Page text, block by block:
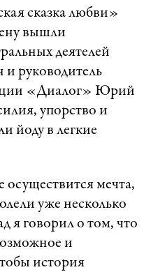
сказка любви»
вышли
деятелей
руководитель
«Диалог» Юрий
упорство и
йоду в легкие
осуществится мечта,
уже несколько
я говорил о том, что
и
история